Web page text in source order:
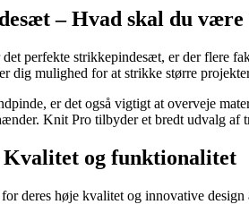
– Hvad skal du
perfekte strikkepindesæt, er der flere
dig mulighed for at strikke større
er det også vigtigt at overveje
Knit Pro tilbyder et bredt udvalg af
og funktionalitet
deres høje kvalitet og innovative